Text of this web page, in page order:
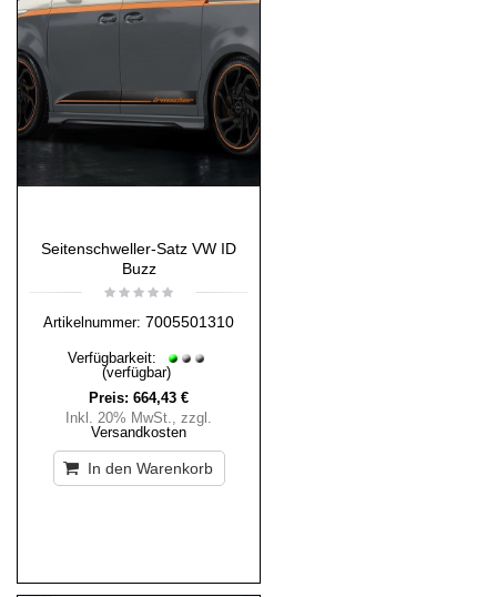
Seitenschweller-Satz VW ID
Buzz
Artikelnummer: 7005501310
Verfügbarkeit:
(verfügbar)
Preis: 664,43 €
Inkl. 20% MwSt., zzgl.
Versandkosten
In den Warenkorb